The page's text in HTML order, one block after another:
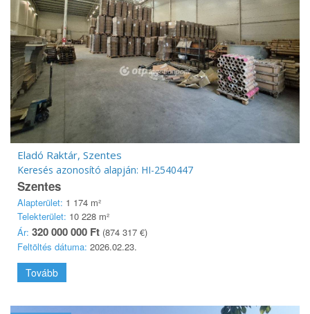
Eladó Raktár, Szentes
Keresés azonosító alapján: HI-2540447
Szentes
Alapterület: 1 174 m²
Telekterület: 10 228 m²
Ár: 320 000 000 Ft (874 317 €)
Feltöltés dátuma: 2026.02.23.
Tovább